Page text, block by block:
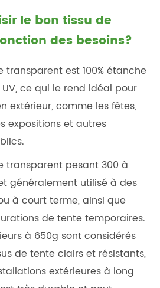
le bon tissu de
des besoins?
transparent est 100% étanche
ce qui le rend idéal pour
extérieur, comme les fêtes,
expositions et autres
transparent pesant 300 à
généralement utilisé à des
à court terme, ainsi que
de tente temporaires.
à 650g sont considérés
de tente clairs et résistants,
extérieures à long